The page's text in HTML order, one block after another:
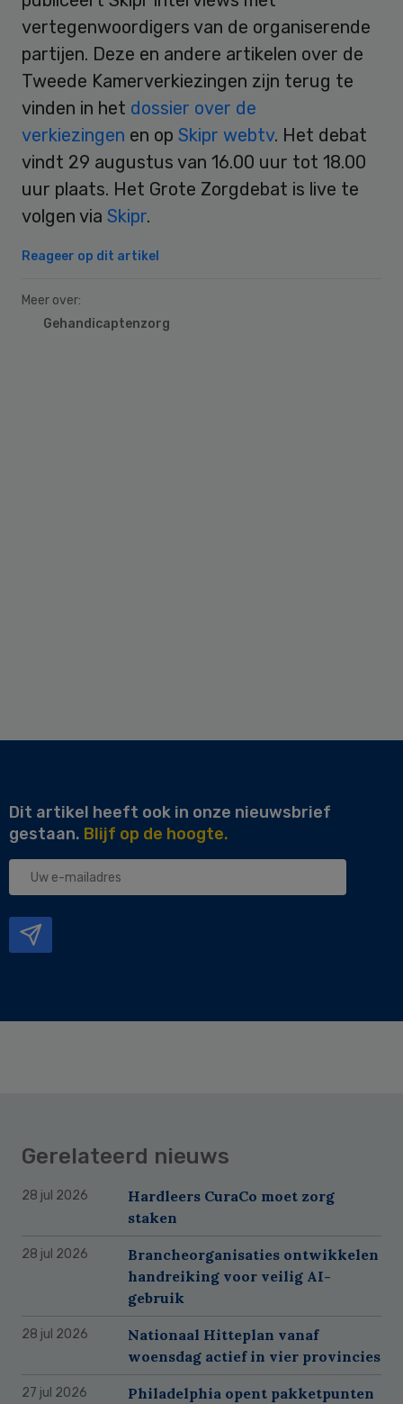
vertegenwoordigers van de organiserende
partijen. Deze en andere artikelen over de
Tweede Kamerverkiezingen zijn terug te
vinden in het dossier over de
verkiezingen en op Skipr webtv. Het debat
vindt 29 augustus van 16.00 uur tot 18.00
uur plaats. Het Grote Zorgdebat is live te
volgen via Skipr.
Reageer op dit artikel
Meer over:
Gehandicaptenzorg
Dit artikel heeft ook in onze nieuwsbrief
gestaan. Blijf op de hoogte.
Uw
Gerelateerd nieuws
28 jul 2026
Hardleers CuraCo moet zorg
staken
28 jul 2026
Brancheorganisaties ontwikkelen
handreiking voor veilig AI-
gebruik
28 jul 2026
Nationaal Hitteplan vanaf
woensdag actief in vier provincies
27 jul 2026
Philadelphia opent pakketpunten